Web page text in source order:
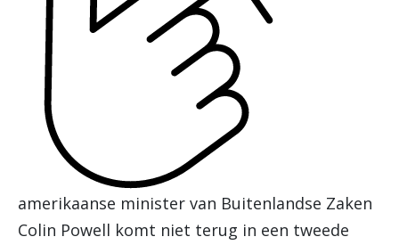
amerikaanse minister van Buitenlandse Zaken
Colin Powell komt niet terug in een tweede